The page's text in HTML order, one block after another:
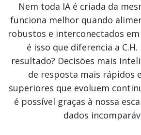
Nem toda IA é criada da
funciona melhor quando
robustos e interconectados em
é isso que diferencia a C.H.
resultado? Decisões mais
de resposta mais rápidos
superiores que evoluem
é possível graças à nossa
dados